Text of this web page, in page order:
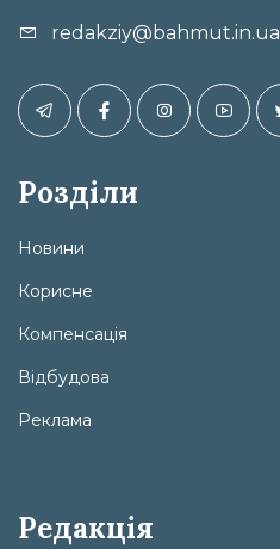
redakziy@bahmut.in.ua
Розділи
Новини
Корисне
Компенсація
Відбудова
Реклама
Редакція